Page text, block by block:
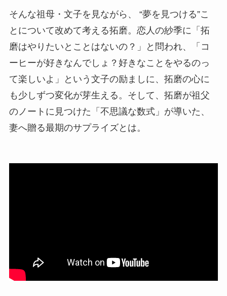
そんな祖母・文子を見ながら、 “夢を見つける”こ
とについて改めて考える拓磨。恋人の紗季に「拓
磨はやりたいとことはないの？」と問われ、「コ
ーヒーが好きなんでしょ？好きなことをやるのっ
て楽しいよ」という文子の励ましに、拓磨の心に
も少しずつ変化が芽生える。そして、拓磨が祖父
のノートに見つけた「不思議な数式」が導いた、
妻へ贈る最期のサプライズとは。